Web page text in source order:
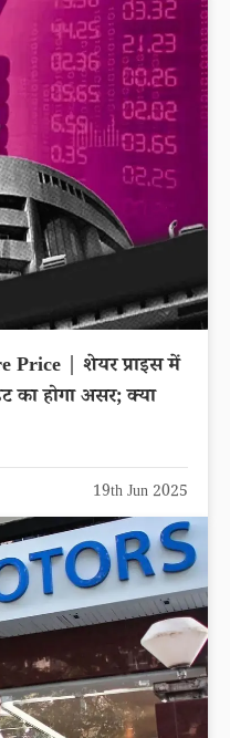
Price | शेयर प्राइस में
होगा असर; क्या
19th Jun 2025